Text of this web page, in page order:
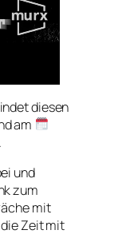
diesen
am
und
zum
mit
Zeit mit